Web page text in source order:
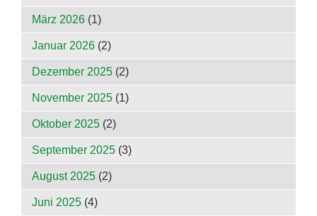
März 2026 (1)
Januar 2026 (2)
Dezember 2025 (2)
November 2025 (1)
Oktober 2025 (2)
September 2025 (3)
August 2025 (2)
Juni 2025 (4)